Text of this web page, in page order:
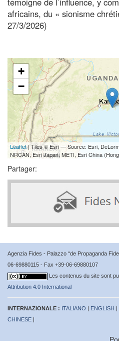
africains, du « sionisme
27/3/2026)
+
−
Leaflet| Tiles © Esri — Source: Esri,
NRCAN, Esri Japan, METI, Esri China
Partager:
Agenzia Fides - Palazzo “de Propaganda
06-69880115 - Fax +39-06-69880107
Les contenus du site sont
Attribution 4.0 International
INTERNAZIONALE : ITALIANO | ENGLISH |
CHINESE |